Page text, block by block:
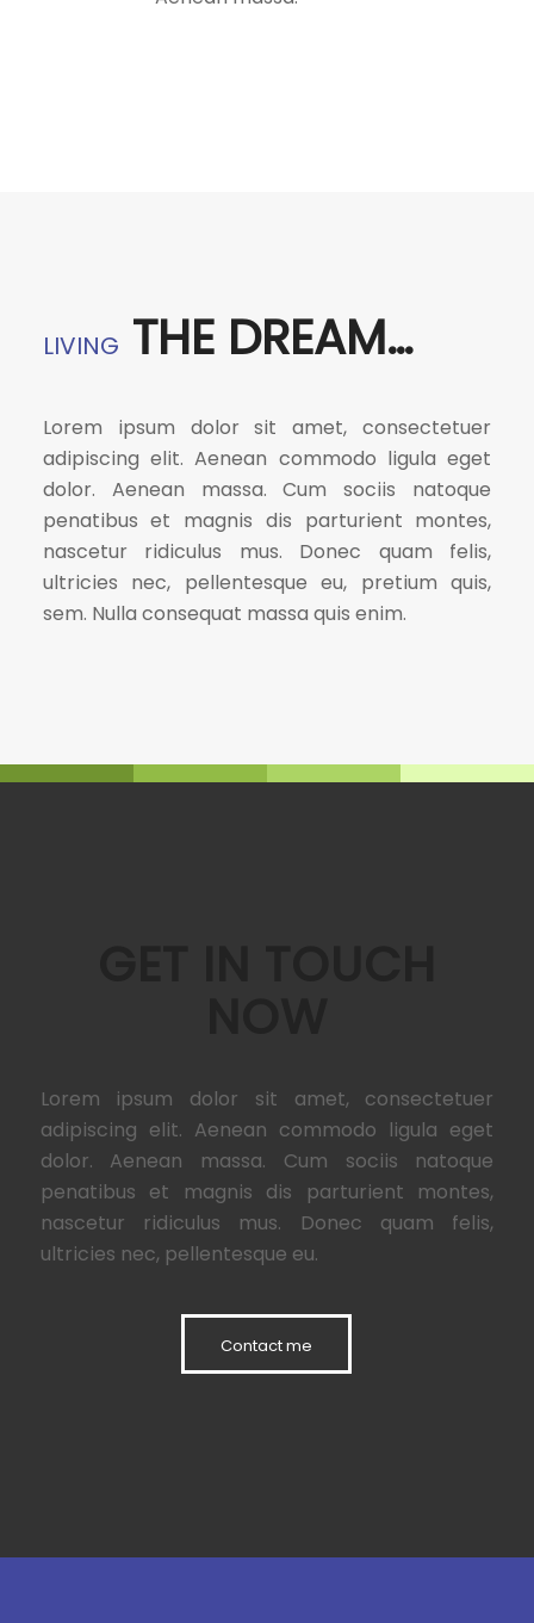
LIVING THE DREAM…
Lorem ipsum dolor sit amet, consectetuer
adipiscing elit. Aenean commodo ligula eget
dolor. Aenean massa. Cum sociis natoque
penatibus et magnis dis parturient montes,
nascetur ridiculus mus. Donec quam felis,
ultricies nec, pellentesque eu, pretium quis,
sem. Nulla consequat massa quis enim.
Lorem ipsum dolor sit amet, consectetuer
adipiscing elit. Aenean commodo ligula eget
dolor. Aenean massa. Cum sociis natoque
penatibus et magnis dis parturient montes,
nascetur ridiculus mus. Donec quam felis,
ultricies nec, pellentesque eu.
Contact me